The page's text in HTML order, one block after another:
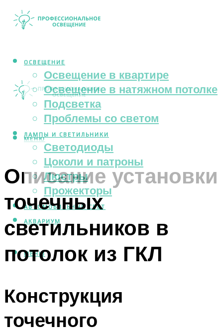
ОСВЕЩЕНИЕ
Освещение в квартире
Освещение в натяжном потолке
Подсветка
Проблемы со светом
ЛАМПЫ И СВЕТИЛЬНИКИ
Светодиоды
Цоколи и патроны
Люстры
Прожекторы
АВТОМОБИЛЬНЫЙ СВЕТ
АКВАРИУМ
МЕНЮ
МЕНЮ
Описание установки
точечных
светильников в
потолок из ГКЛ
Конструкция
точечного